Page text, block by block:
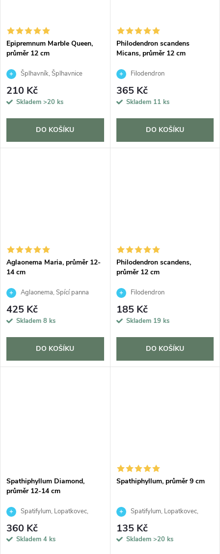
Epipremnum Marble Queen,
průměr 12 cm
Šplhavník, Šplhavnice
210 Kč
Skladem >20 ks
DO KOŠÍKU
Philodendron scandens
Micans, průměr 12 cm
Filodendron
365 Kč
Skladem 11 ks
DO KOŠÍKU
Aglaonema Maria, průměr 12-
14 cm
Aglaonema, Spící panna
425 Kč
Skladem 8 ks
DO KOŠÍKU
Philodendron scandens,
průměr 12 cm
Filodendron
185 Kč
Skladem 19 ks
DO KOŠÍKU
Spathiphyllum Diamond,
průměr 12-14 cm
Spatifylum, Lopatkovec,
Toulcovka
360 Kč
Skladem 4 ks
Spathiphyllum, průměr 9 cm
Spatifylum, Lopatkovec,
Toulcovka
135 Kč
Skladem >20 ks